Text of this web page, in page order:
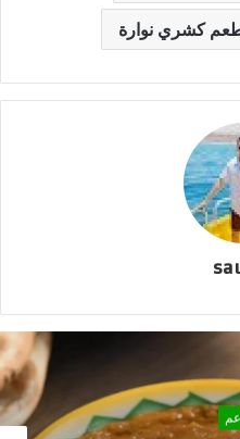
كشري نوارة